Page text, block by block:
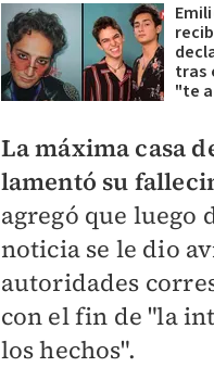
tras
"te
La máxima casa
lamentó su
agregó que luego
noticia se le dio
autoridades
con el fin de "la
los hechos".